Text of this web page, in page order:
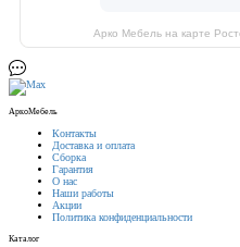
Арко Мебель на карте
АркоМебель
Контакты
Доставка и оплата
Сборка
Гарантия
О нас
Наши работы
Акции
Политика конфиденциальности
Каталог